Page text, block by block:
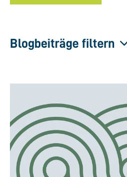
Blogbeiträge filtern